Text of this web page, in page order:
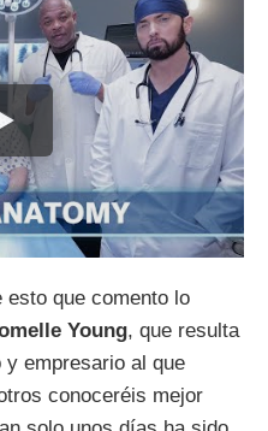
esto que comento lo
Young, que resulta
y empresario al que
conoceréis mejor